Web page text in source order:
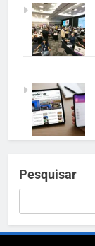
Pesquisar